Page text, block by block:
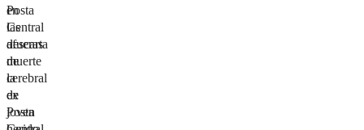
en
las
afueras
de
la
ex
Posta
Posta
Central
descarta
muerte
cerebral
de
joven